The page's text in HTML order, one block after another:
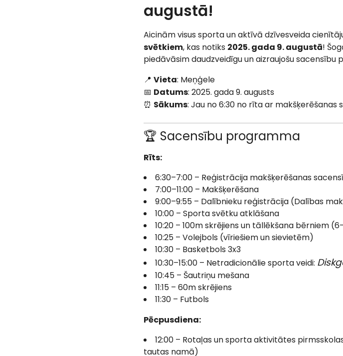
augustā!
Aicinām visus sporta un aktīvā dzīvesveida
svētkiem, kas notiks 2025. gada 9. augustā!
piedāvāsim daudzveidīgu un aizraujošu
📍 Vieta: Meņģele
📅 Datums: 2025. gada 9. augusts
⏰ Sākums: Jau no 6:30 no rīta ar makšķerēšanas
🏆 Sacensību programma
Rīts:
6:30–7:00 – Reģistrācija makšķerēšanas
7:00–11:00 – Makšķerēšana
9:00–9:55 – Dalībnieku reģistrācija (Dalības
10:00 – Sporta svētku atklāšana
10:20 – 100m skrējiens un tāllēkšana bērniem
10:25 – Volejbols (vīriešiem un sievietēm)
10:30 – Basketbols 3x3
10:30–15:00 – Netradicionālie sporta veidi:
10:45 – Šautriņu mešana
11:15 – 60m skrējiens
11:30 – Futbols
Pēcpusdiena:
12:00 – Rotaļas un sporta aktivitātes
tautas namā)